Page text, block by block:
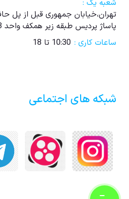
شعبه یک :
تهران،خیابان جمهوری قبل از پل
پاساژ پردیس طبقه زیر همکف واحد 8
ساعات کاری : 10:30 تا 18
شبکه های اجتماعی